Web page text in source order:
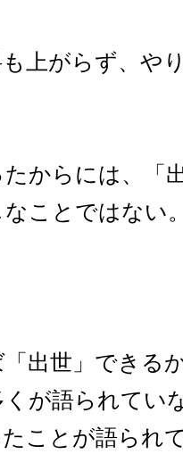
上がらず、や
からには、「
ことではない
出世」できる
が語られてい
ことが語られ